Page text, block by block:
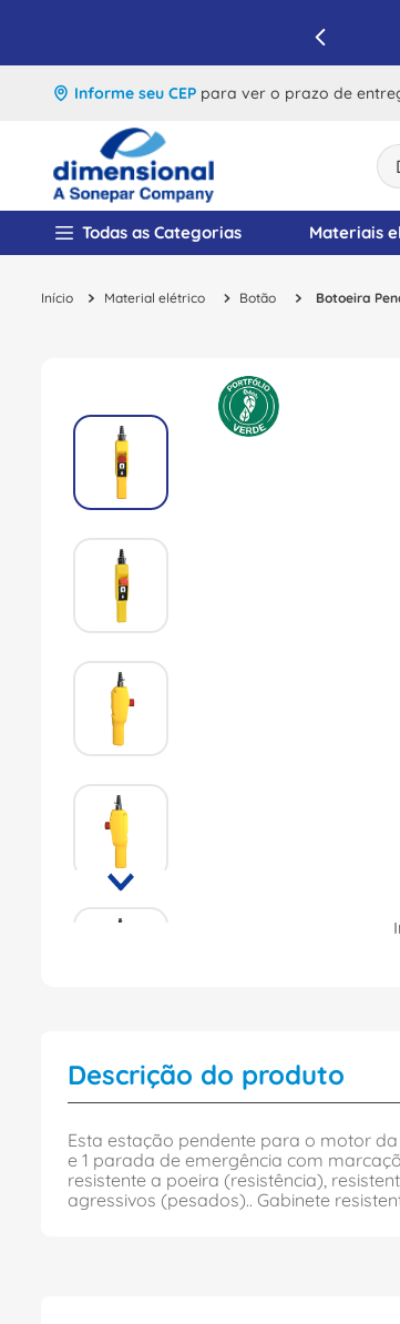
Informe seu CEP para ver o prazo de
Todas as Categorias Materiais
Material elétrico Botão Botoeira
Descrição do produto
Esta estação pendente para o motor
e 1 parada de emergência com
resistente a poeira (resistência),
agressivos (pesados).. Gabinete
1º
2º